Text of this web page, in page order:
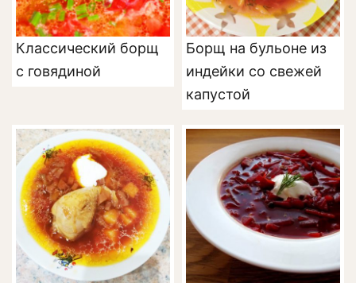
Классический борщ
с говядиной
Борщ на бульоне из
индейки со свежей
капустой